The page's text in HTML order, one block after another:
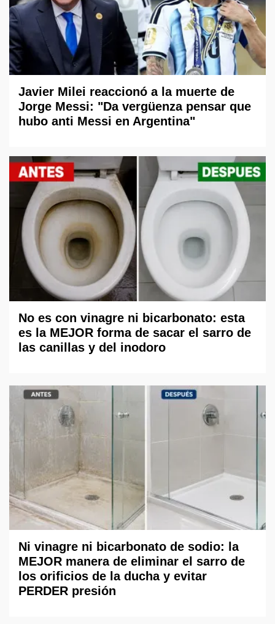
Javier Milei reaccionó a la muerte de
Jorge Messi: "Da vergüenza pensar que
hubo anti Messi en Argentina"
No es con vinagre ni bicarbonato: esta
es la MEJOR forma de sacar el sarro de
las canillas y del inodoro
Ni vinagre ni bicarbonato de sodio: la
MEJOR manera de eliminar el sarro de
los orificios de la ducha y evitar
PERDER presión